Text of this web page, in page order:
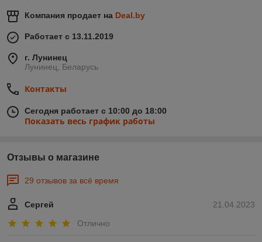
Компания продает на Deal.by
Работает с 13.11.2019
г. Лунинец
Лунинец, Беларусь
Контакты
Сегодня работает с 10:00 до 18:00
Показать весь график работы
Отзывы о магазине
29 отзывов за всё время
21.04.2023
Сергей
Отлично